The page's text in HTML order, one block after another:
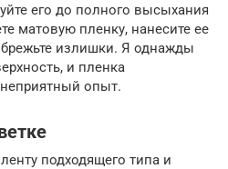
его до полного высыхания
матовую пленку, нанесите ее
излишки. Я однажды
и пленка
опыт.
подходящего типа и